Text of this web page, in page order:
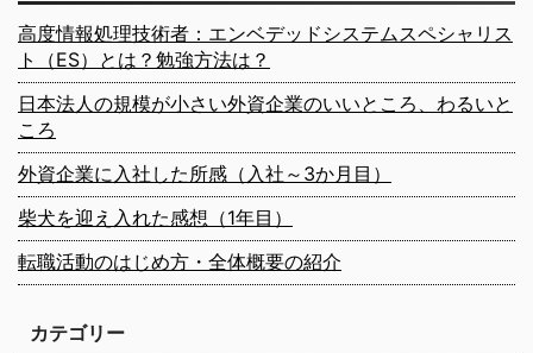
高度情報処理技術者：エンベデッドシステムスペシャリス
ト（ES）とは？勉強方法は？
日本法人の規模が小さい外資企業のいいところ、わるいと
ころ
外資企業に入社した所感（入社～3か月目）
柴犬を迎え入れた感想（1年目）
転職活動のはじめ方・全体概要の紹介
カテゴリー